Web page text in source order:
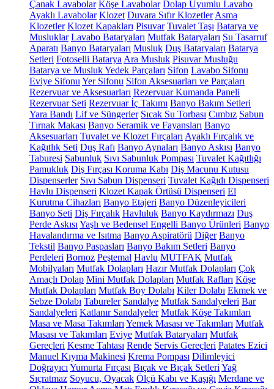
Çanak Lavabolar Köşe Lavabolar Dolap Uyumlu Lavabo
Ayaklı Lavabolar Klozet Duvara Sıfır Klozetler Asma
Klozetler Klozet Kapakları Pisuvar Tuvalet Taşı Batarya ve
Musluklar Lavabo Bataryaları Mutfak Bataryaları Su Tasarruf
Aparatı Banyo Bataryaları Musluk Duş Bataryaları Batarya
Setleri Fotoselli Batarya Ara Musluk Pisuvar Musluğu
Batarya ve Musluk Yedek Parçaları Sifon Lavabo Sifonu
Eviye Sifonu Yer Sifonu Sifon Aksesuarları ve Parçaları
Rezervuar ve Aksesuarları Rezervuar Kumanda Paneli
Rezervuar Seti Rezervuar İç Takımı Banyo Bakım Setleri
Yara Bandı Lif ve Süngerler Sıcak Su Torbası Cımbız Sabun
Tırnak Makası Banyo Seramik ve Fayansları Banyo
Aksesuarları Tuvalet ve Klozet Fırçaları Ayaklı Fırçalık ve
Kağıtlık Seti Duş Rafı Banyo Aynaları Banyo Askısı Banyo
Taburesi Sabunluk Sıvı Sabunluk Pompası Tuvalet Kağıtlığı
Pamukluk Diş Fırçası Koruma Kabı Diş Macunu Kutusu
Dispenserler Sıvı Sabun Dispenseri Tuvalet Kağıdı Dispenseri
Havlu Dispenseri Klozet Kapak Örtüsü Dispenseri El
Kurutma Cihazları Banyo Etajeri Banyo Düzenleyicileri
Banyo Seti Diş Fırçalık Havluluk Banyo Kaydırmazı Duş
Perde Askısı Yaşlı ve Bedensel Engelli Banyo Ürünleri Banyo
Havalandırma ve Isıtma Banyo Aspiratörü Diğer Banyo
Tekstil Banyo Paspasları Banyo Bakım Setleri Banyo
Perdeleri Bornoz Peştemal Havlu MUTFAK Mutfak
Mobilyaları Mutfak Dolapları Hazır Mutfak Dolapları Çok
Amaçlı Dolap Mini Mutfak Dolapları Mutfak Rafları Köşe
Mutfak Dolapları Mutfak Boy Dolabı Kiler Dolabı Ekmek ve
Sebze Dolabı Tabureler Sandalye Mutfak Sandalyeleri Bar
Sandalyeleri Katlanır Sandalyeler Mutfak Köşe Takımları
Masa ve Masa Takımları Yemek Masası ve Takımları Mutfak
Masası ve Takımları Eviye Mutfak Bataryaları Mutfak
Gereçleri Kesme Tahtası Rende Servis Gereçleri Patates Ezici
Manuel Kıyma Makinesi Krema Pompası Dilimleyici
Doğrayıcı Yumurta Fırçası Bıçak ve Bıçak Setleri Yağ
Sıçratmaz Soyucu, Oyacak Ölçü Kabı ve Kaşığı Merdane ve